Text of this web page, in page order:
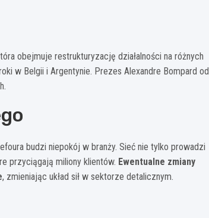
obejmuje restrukturyzację działalności na różnych
w Belgii i Argentynie. Prezes Alexandre Bompard od
budzi niepokój w branży. Sieć nie tylko prowadzi
przyciągają miliony klientów. Ewentualne zmiany
, zmieniając układ sił w sektorze detalicznym.